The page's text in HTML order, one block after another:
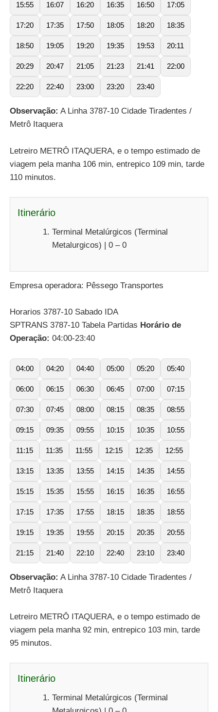
15:55 16:07 16:20 16:35 16:50 17:05
17:20 17:35 17:50 18:05 18:20 18:35
18:50 19:05 19:20 19:35 19:53 20:11
20:29 20:47 21:05 21:23 21:41 22:00
22:20 22:40 23:00 23:20 23:40
Observação: A Linha 3787-10 Cidade Tiradentes /
Metrô Itaquera
Letreiro METRÔ ITAQUERA, e o tempo estimado de
viagem pela manha 106 min, entrepico 109 min, tarde
110 minutos.
Itinerário
Terminal Metalúrgicos (Terminal
Metalurgicos) | 0 – 0
Empresa operadora: Pêssego Transportes
Horarios 3787-10 Sabado IDA
SPTRANS 3787-10 Tabela Partidas Horário de
Operação: 04:00-23:40
04:00 04:20 04:40 05:00 05:20 05:40
06:00 06:15 06:30 06:45 07:00 07:15
07:30 07:45 08:00 08:15 08:35 08:55
09:15 09:35 09:55 10:15 10:35 10:55
11:15 11:35 11:55 12:15 12:35 12:55
13:15 13:35 13:55 14:15 14:35 14:55
15:15 15:35 15:55 16:15 16:35 16:55
17:15 17:35 17:55 18:15 18:35 18:55
19:15 19:35 19:55 20:15 20:35 20:55
21:15 21:40 22:10 22:40 23:10 23:40
Observação: A Linha 3787-10 Cidade Tiradentes /
Metrô Itaquera
Letreiro METRÔ ITAQUERA, e o tempo estimado de
viagem pela manha 92 min, entrepico 103 min, tarde
95 minutos.
Itinerário
Terminal Metalúrgicos (Terminal